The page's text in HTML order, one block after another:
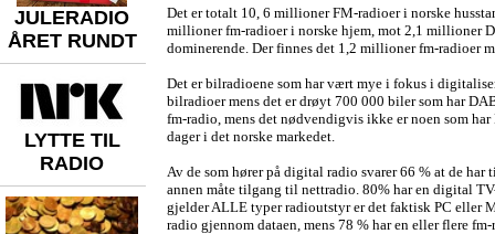
JULERADIO
ÅRET RUNDT
LYTTE TIL
RADIO
Det er totalt 10, 6 millioner FM-radioer i norske
millioner fm-radioer i norske hjem, mot 2,1 millioner
dominerende. Der finnes det 1,2 millioner fm-radioer
Det er bilradioene som har vært mye i fokus i
bilradioer mens det er drøyt 700 000 biler som har
fm-radio, mens det nødvendigvis ikke er noen som
dager i det norske markedet.
Av de som hører på digital radio svarer 66 % at de
annen måte tilgang til nettradio. 80% har en digital
gjelder ALLE typer radioutstyr er det faktisk PC eller
radio gjennom dataen, mens 78 % har en eller flere